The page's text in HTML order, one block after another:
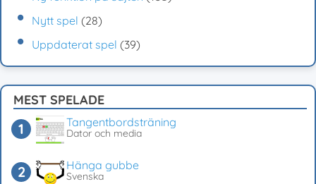
Nytt spel (28)
Uppdaterat spel (39)
MEST SPELADE
Tangentbordsträning
Dator och media
Hänga gubbe
Svenska